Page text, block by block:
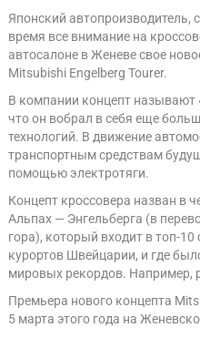
Японский автопроизводитель,
время все внимание на
автосалоне в Женеве свое
Mitsubishi Engelberg Tourer.
В компании концепт
что он вобрал в себя еще
технологий. В движение
транспортным средствам
помощью электротяги.
Концепт кроссовера назван в
Альпах — Энгельберга (в
гора), который входит в топ-
курортов Швейцарии, и где
мировых рекордов. Например,
Премьера нового концепта
5 марта этого года на